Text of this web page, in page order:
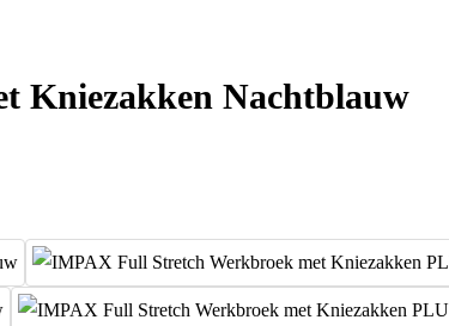
Kniezakken Nachtblauw